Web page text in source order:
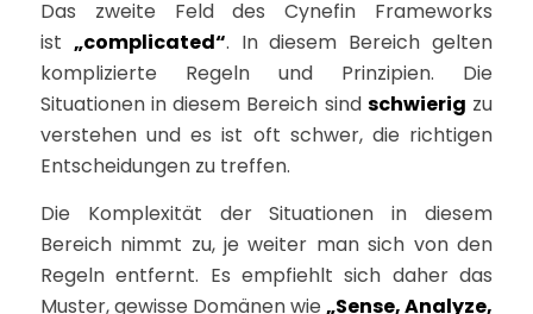
Das zweite Feld des Cynefin Frameworks
ist „complicated“. In diesem Bereich gelten
komplizierte Regeln und Prinzipien. Die
Situationen in diesem Bereich sindschwierig zu
verstehen und es ist oft schwer, die richtigen
Entscheidungen zu treffen.
Die Komplexität der Situationen in diesem
Bereich nimmt zu, je weiter man sich von den
Regeln entfernt. Es empfiehlt sich daher das
Muster, gewisse Domänen wie „Sense, Analyze,